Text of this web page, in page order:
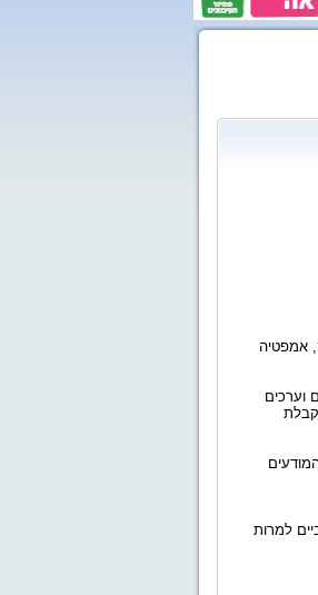
אמפטיה
וערכים
המודעים
למרות